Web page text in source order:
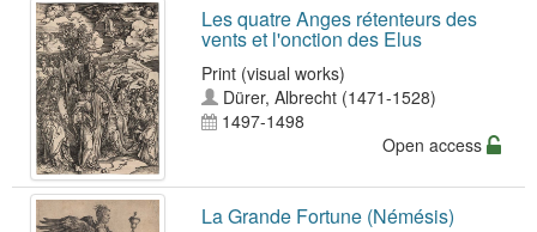
Les quatre Anges rétenteurs des
vents et l'onction des Elus
Print (visual works)
Dürer, Albrecht (1471-1528)
1497-1498
Open access
La Grande Fortune (Némésis)